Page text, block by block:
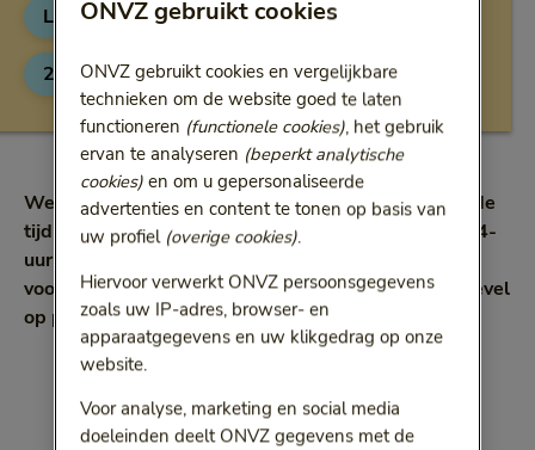
Categorie:
Levensstijl Categorie:
Tips Leestijd:
4 min4 minuten
20 november 2019
We kennen het allemaal: je concentratie neemt af, de
tijd lijkt stil te staan en je ogen raken vermoeid. De 4-
uur-dip is aangebroken en de werkdag is nog niet
voorbij. Wat nu? Met deze vier tips blijft je energielevel
op peil.
ONVZ gebruikt cookies
ONVZ gebruikt cookies en vergelijkbare
technieken om de website goed te laten
functioneren (functionele cookies), het gebruik
ervan te analyseren (beperkt analytische
cookies)en om u gepersonaliseerde
advertenties en content te tonen op basis van
uw profiel (overige cookies).
Hiervoor verwerkt ONVZ persoonsgegevens
zoals uw IP-adres, browser- en
apparaatgegevens en uw klikgedrag op onze
website.
Voor analyse, marketing en social media
doeleinden deelt ONVZ gegevens met de